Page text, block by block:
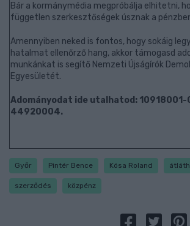
Bár a kormánymédia megpróbálja elhitetni,
független szerkesztőségek úsznak a
Amennyiben neked is fontos, hogy sokáig
hatalmat ellenőrző hang, akkor támogasd
munkánkat is segítő Nemzeti Újságírók
Egyesületét.
Adományodat ide utalhatod: 10918001-
44920004.
Győr Pintér Bence Kósa Roland
szerződés közpénz